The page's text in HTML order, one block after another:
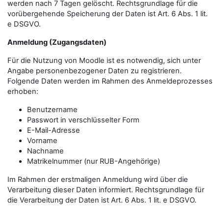
werden nach 7 Tagen gelöscht. Rechtsgrundlage für die
vorübergehende Speicherung der Daten ist Art. 6 Abs. 1 lit.
e DSGVO.
Anmeldung (Zugangsdaten)
Für die Nutzung von Moodle ist es notwendig, sich unter
Angabe personenbezogener Daten zu registrieren.
Folgende Daten werden im Rahmen des Anmeldeprozesses
erhoben:
Benutzername
Passwort in verschlüsselter Form
E-Mail-Adresse
Vorname
Nachname
Matrikelnummer (nur RUB-Angehörige)
Im Rahmen der erstmaligen Anmeldung wird über die
Verarbeitung dieser Daten informiert. Rechtsgrundlage für
die Verarbeitung der Daten ist Art. 6 Abs. 1 lit. e DSGVO.